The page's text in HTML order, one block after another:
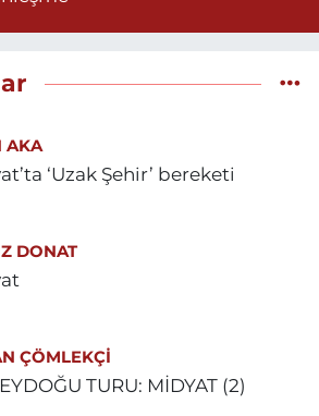
AKA
‘Uzak Şehir’ bereketi
DONAT
ÇÖMLEKÇİ
TURU: MİDYAT (2)